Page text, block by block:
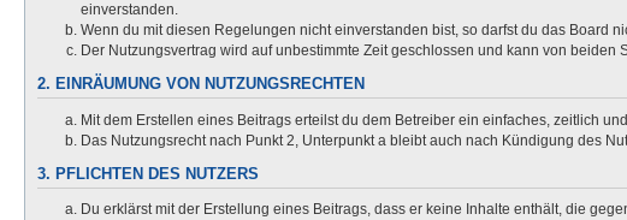
einverstanden.
Wenn du mit diesen Regelungen nicht einverstanden bist, so darfst du das Board
Der Nutzungsvertrag wird auf unbestimmte Zeit geschlossen und kann von
2. EINRÄUMUNG VON NUTZUNGSRECHTEN
Mit dem Erstellen eines Beitrags erteilst du dem Betreiber ein einfaches, zeitlich
Das Nutzungsrecht nach Punkt 2, Unterpunkt a bleibt auch nach Kündigung des
3. PFLICHTEN DES NUTZERS
Du erklärst mit der Erstellung eines Beitrags, dass er keine Inhalte enthält, die